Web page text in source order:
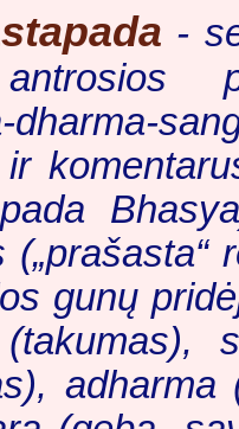
-
dharma-
ir
Bhasya
(„prašasta“
gunų
(takumas),
adharma